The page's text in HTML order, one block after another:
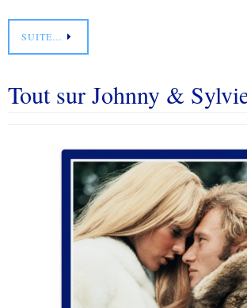
SUITE…
Tout sur Johnny &